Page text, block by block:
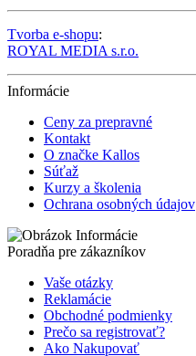
Tvorba e-shopu:
ROYAL MEDIA s.r.o.
Informácie
Ceny za prepravné
Kontakt
O značke Kallos
Súťaž
Kurzy a školenia
Ochrana osobných údajov
Poradňa pre zákazníkov
Vaše otázky
Reklamácie
Obchodné podmienky
Prečo sa registrovať?
Ako Nakupovať